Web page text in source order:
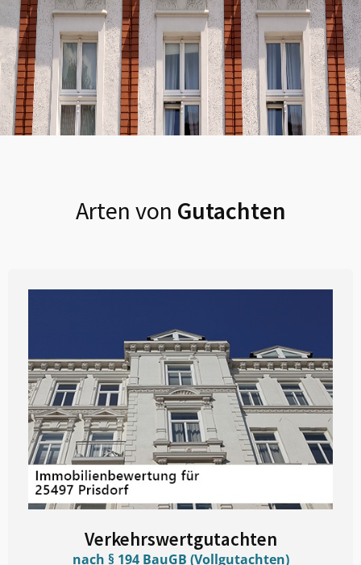
Arten von Gutachten
Verkehrswertgutachten
nach § 194 BauGB (Vollgutachten)